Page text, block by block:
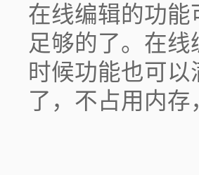
在线编辑的功
足够的了。在
时候功能也可
了，不占用内